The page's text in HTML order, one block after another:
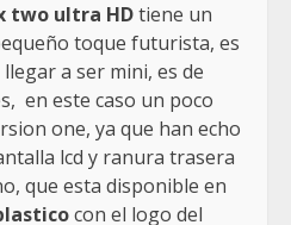
two ultra HDtiene un
toque futurista, es
a ser mini, es de
en este caso un poco
one, ya que han echo
lcd y ranura trasera
que esta disponible en
con el logo del